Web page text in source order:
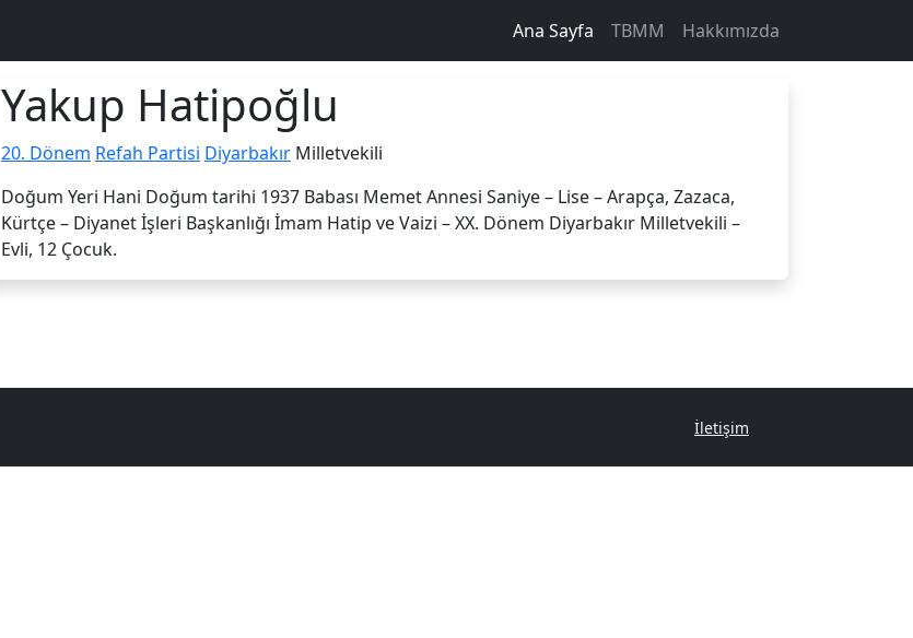
Ana Sayfa TBMM Hakkımızda
Yakup Hatipoğlu
20. Dönem Refah Partisi Diyarbakır Milletvekili
Doğum Yeri Hani Doğum tarihi 1937 Babası Memet Annesi Saniye – Lise – Arapça, Zazaca,
Kürtçe – Diyanet İşleri Başkanlığı İmam Hatip ve Vaizi – XX. Dönem Diyarbakır Milletvekili –
Evli, 12 Çocuk.
İletişim